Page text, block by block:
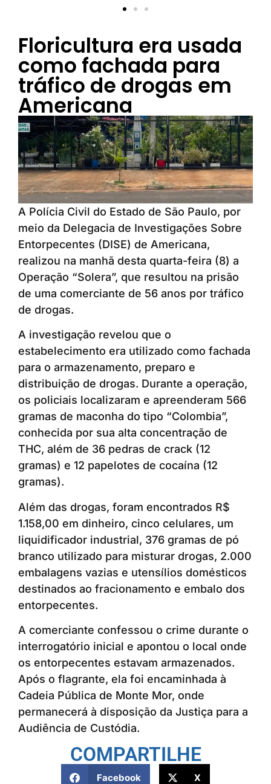
Floricultura era usada
como fachada para
tráfico de drogas em
Americana
A Polícia Civil do Estado de São Paulo, por
meio da Delegacia de Investigações Sobre
Entorpecentes (DISE) de Americana,
realizou na manhã desta quarta-feira (8) a
Operação “Solera”, que resultou na prisão
de uma comerciante de 56 anos por tráfico
de drogas.
A investigação revelou que o
estabelecimento era utilizado como fachada
para o armazenamento, preparo e
distribuição de drogas. Durante a operação,
os policiais localizaram e apreenderam 566
gramas de maconha do tipo “Colombia”,
conhecida por sua alta concentração de
THC, além de 36 pedras de crack (12
gramas) e 12 papelotes de cocaína (12
gramas).
Além das drogas, foram encontrados R$
1.158,00 em dinheiro, cinco celulares, um
liquidificador industrial, 376 gramas de pó
branco utilizado para misturar drogas, 2.000
embalagens vazias e utensílios domésticos
destinados ao fracionamento e embalo dos
entorpecentes.
A comerciante confessou o crime durante o
interrogatório inicial e apontou o local onde
os entorpecentes estavam armazenados.
Após o flagrante, ela foi encaminhada à
Cadeia Pública de Monte Mor, onde
permanecerá à disposição da Justiça para a
Audiência de Custódia.
COMPARTILHE
Facebook X